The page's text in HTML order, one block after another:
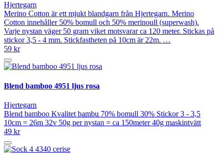
Hjertegarn
Merino Cotton är ett mjukt blandgarn från Hjertegarn. Merino
Cotton innehåller 50% bomull och 50% merinoull (superwash).
Varje nystan väger 50 gram viket motsvarar ca 120 meter. Stickas på
stickor 3,5 - 4 mm. Stickfastheten på 10cm är 22m. …
59 kr
Blend bamboo 4951 ljus rosa
Hjertegarn
Blend bamboo Kvalitet bambu 70% bomull 30% Stickor 3 - 3,5
10cm = 26m 32v 50g per nystan = ca 150meter 40g maskintvätt
49 kr